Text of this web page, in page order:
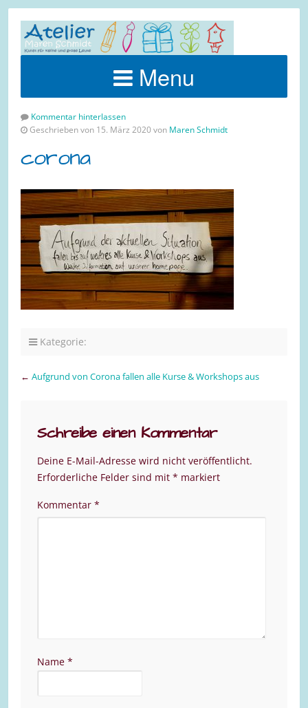
Menu
Kommentar hinterlassen
Geschrieben von 15. März 2020 von Maren Schmidt
corona
Kategorie:
← Aufgrund von Corona fallen alle Kurse & Workshops aus
Schreibe einen Kommentar
Deine E-Mail-Adresse wird nicht veröffentlicht.
Erforderliche Felder sind mit * markiert
Kommentar *
Name *